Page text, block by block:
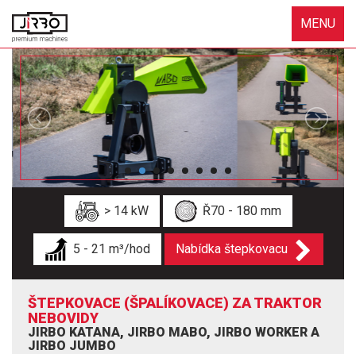
MENU
> 14 kW Ř70 - 180 mm
5 - 21 m³/hod Nabídka štepkovacu
ŠTEPKOVACE (ŠPALÍKOVACE) ZA TRAKTOR
NEBOVIDY
JIRBO KATANA, JIRBO MABO, JIRBO WORKER A
JIRBO JUMBO